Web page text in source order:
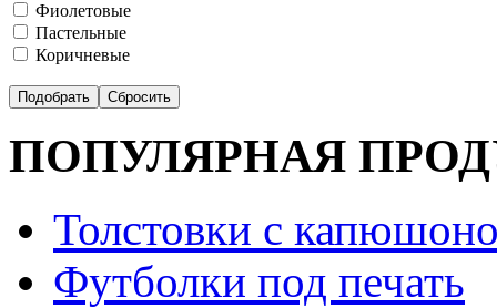
Фиолетовые
Пастельные
Коричневые
ПОПУЛЯРНАЯ
Толстовки с
Футболки под печать